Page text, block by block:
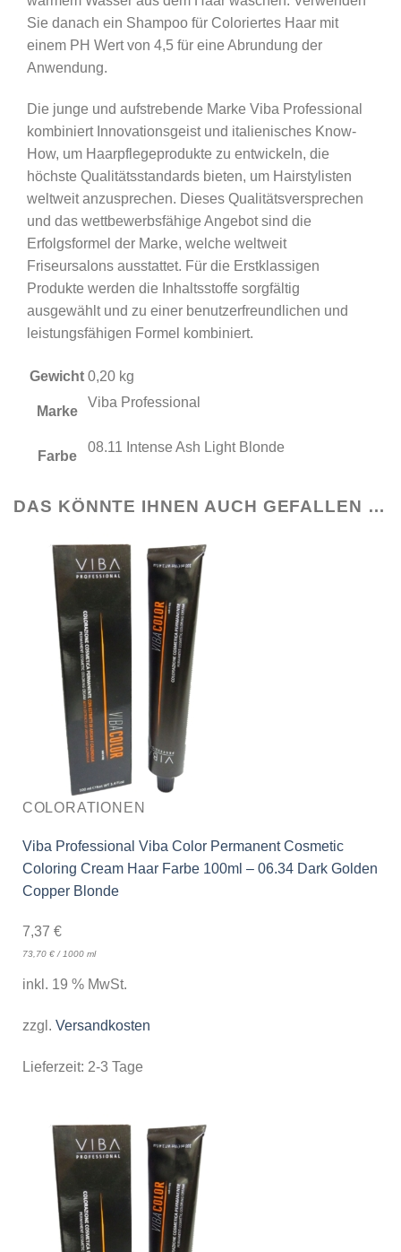
Sie danach ein Shampoo für Coloriertes Haar mit
einem PH Wert von 4,5 für eine Abrundung der
Anwendung.
Die junge und aufstrebende Marke Viba Professional
kombiniert Innovationsgeist und italienisches Know-
How, um Haarpflegeprodukte zu entwickeln, die
höchste Qualitätsstandards bieten, um Hairstylisten
weltweit anzusprechen. Dieses Qualitätsversprechen
und das wettbewerbsfähige Angebot sind die
Erfolgsformel der Marke, welche weltweit
Friseursalons ausstattet. Für die Erstklassigen
Produkte werden die Inhaltsstoffe sorgfältig
ausgewählt und zu einer benutzerfreundlichen und
leistungsfähigen Formel kombiniert.
Gewicht 0,20 kg
Marke
Viba Professional
Farbe
08.11 Intense Ash Light Blonde
DAS KÖNNTE IHNEN AUCH GEFALLEN …
COLORATIONEN
Viba Professional Viba Color Permanent Cosmetic
Coloring Cream Haar Farbe 100ml – 06.34 Dark Golden
Copper Blonde
7,37 €
73,70 €/1000 ml
inkl. 19 % MwSt.
zzgl. Versandkosten
Lieferzeit: 2-3 Tage